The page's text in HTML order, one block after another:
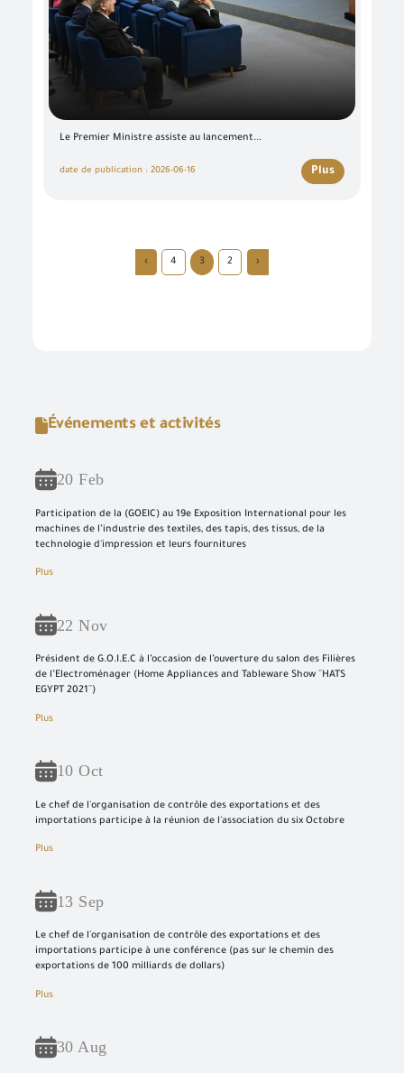
Le Premier Ministre assiste au lancement...
date de publication : 2026-06-16 Plus
‹
2
3
4
›
Événements et activités
20 Feb
Participation de la (GOEIC) au 19e Exposition International pour les
machines de l’industrie des textiles, des tapis, des tissus, de la
technologie d'impression et leurs fournitures
Plus
22 Nov
Président de G.O.I.E.C à l’occasion de l’ouverture du salon des Filières
de l’Electroménager (Home Appliances and Tableware Show ¨HATS
EGYPT 2021¨)
Plus
10 Oct
Le chef de l'organisation de contrôle des exportations et des
importations participe à la réunion de l'association du six Octobre
Plus
13 Sep
Le chef de l'organisation de contrôle des exportations et des
importations participe à une conférence (pas sur le chemin des
exportations de 100 milliards de dollars)
Plus
30 Aug